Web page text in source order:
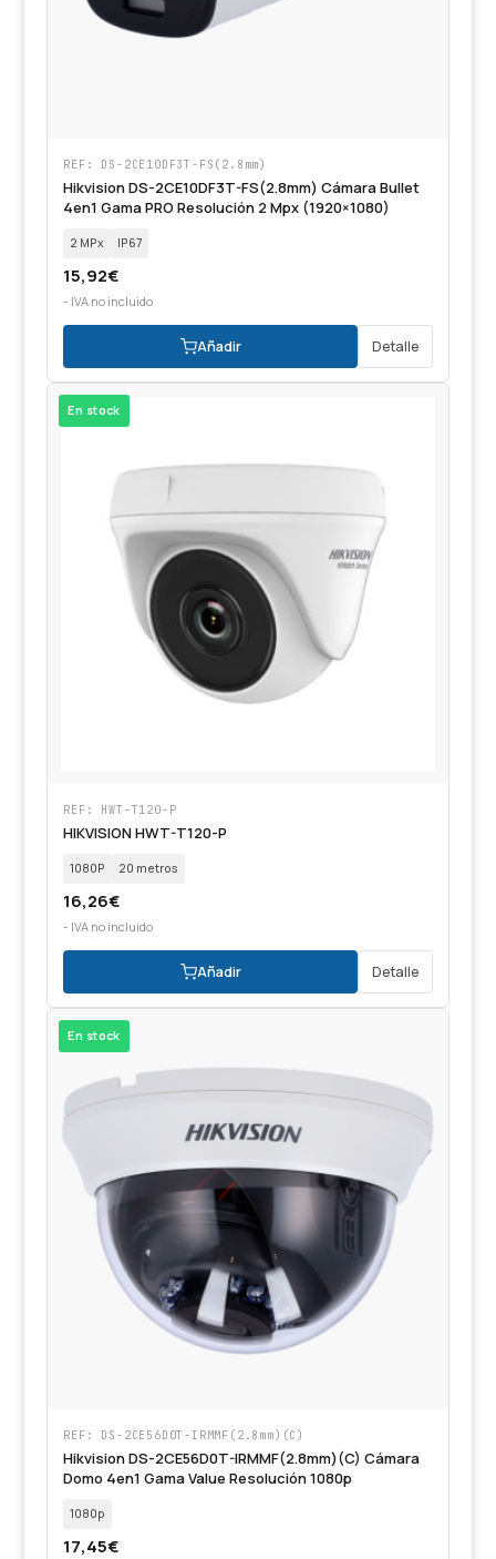
REF: DS-2CE10DF3T-FS(2.8mm)
Hikvision DS-2CE10DF3T-FS(2.8mm) Cámara Bullet
4en1 Gama PRO Resolución 2 Mpx (1920×1080)
2 MPx IP67
15,92€
- IVA no incluido
Añadir Detalle
En stock
REF: HWT-T120-P
HIKVISION HWT-T120-P
1080P 20 metros
16,26€
- IVA no incluido
Añadir Detalle
En stock
REF: DS-2CE56D0T-IRMMF(2.8mm)(C)
Hikvision DS-2CE56D0T-IRMMF(2.8mm)(C) Cámara
Domo 4en1 Gama Value Resolución 1080p
1080p
17,45€